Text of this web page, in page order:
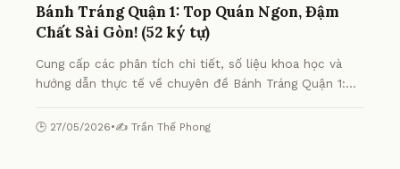
Bánh Tráng Quận 1: Top Quán Ngon, Đậm
Chất Sài Gòn! (52 ký tự)
Cung cấp các phân tích chi tiết, số liệu khoa học và
hướng dẫn thực tế về chuyên đề Bánh Tráng Quận 1:
chuyên gia.
🕒 27/05/2026•✍️ Trần Thế Phong